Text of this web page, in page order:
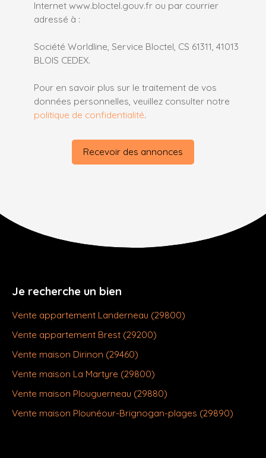
Internet www.bloctel.gouv.fr ou par courrier
adressé à :
Société Worldline, Service Bloctel, CS 61311, 41013
BLOIS CEDEX.
Pour en savoir plus sur le traitement de vos
données personnelles, veuillez consulter notre
politique de confidentialité.
Recevoir des annonces
Je recherche un bien
Vente appartement Landerneau (29800)
Vente appartement Brest (29200)
Vente maison Dirinon (29460)
Vente maison La Martyre (29800)
Vente maison Plouguerneau (29880)
Vente maison Plounéour-Brignogan-plages (29890)